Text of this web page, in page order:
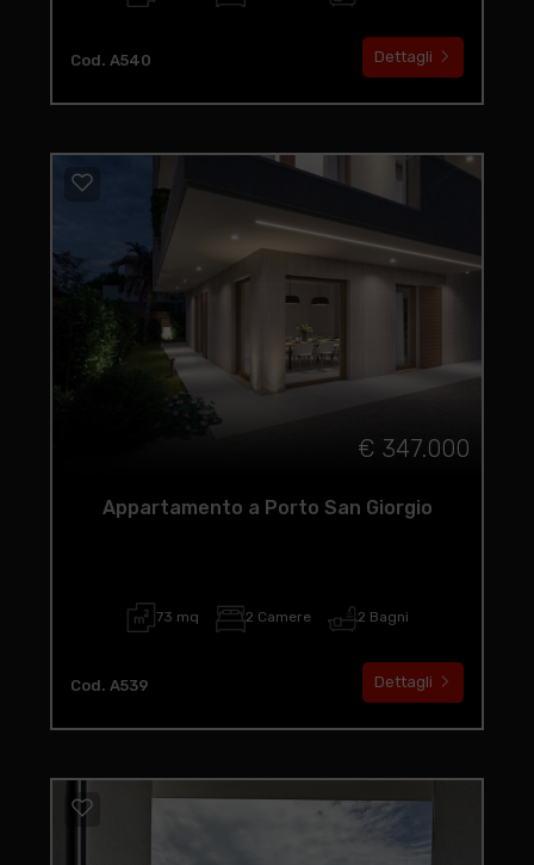
Cod. A540 Dettagli
€ 347.000
Appartamento a Porto San Giorgio
73 mq 2 Camere 2 Bagni
Cod. A539 Dettagli